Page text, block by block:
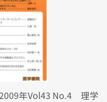
年Vol43 No.4 理学